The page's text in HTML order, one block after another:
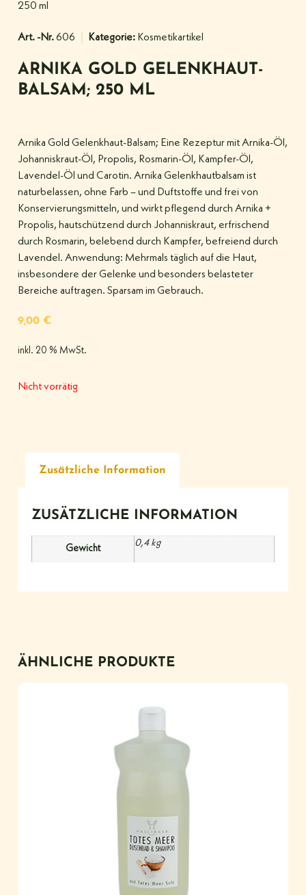
250 ml
Art. -Nr.606 Kategorie: Kosmetikartikel
ARNIKA GOLD GELENKHAUT-
BALSAM; 250 ML
Arnika Gold Gelenkhaut-Balsam; Eine Rezeptur mit Arnika-Öl,
Johanniskraut-Öl, Propolis, Rosmarin-Öl, Kampfer-Öl,
Lavendel-Öl und Carotin. Arnika Gelenkhautbalsam ist
naturbelassen, ohne Farb – und Duftstoffe und frei von
Konservierungsmitteln, und wirkt pflegend durch Arnika +
Propolis, hautschützend durch Johanniskraut, erfrischend
durch Rosmarin, belebend durch Kampfer, befreiend durch
Lavendel. Anwendung: Mehrmals täglich auf die Haut,
insbesondere der Gelenke und besonders belasteter
Bereiche auftragen. Sparsam im Gebrauch.
9,00 €
inkl. 20 % MwSt.
Nicht vorrätig
Zusätzliche Information
ZUSÄTZLICHE INFORMATION
Gewicht
0,4 kg
ÄHNLICHE PRODUKTE